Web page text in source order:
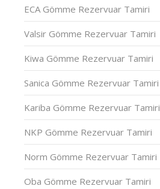
ECA Gömme Rezervuar Tamiri
Valsir Gömme Rezervuar Tamiri
Kiwa Gömme Rezervuar Tamiri
Sanica Gömme Rezervuar Tamiri
Kariba Gömme Rezervuar Tamiri
NKP Gömme Rezervuar Tamiri
Norm Gömme Rezervuar Tamiri
Oba Gömme Rezervuar Tamiri